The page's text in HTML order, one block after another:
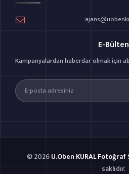
E-Bülten
Kampanyalardan haberdar olmak için
© 2026U.Oben KURAL
saklıdır.